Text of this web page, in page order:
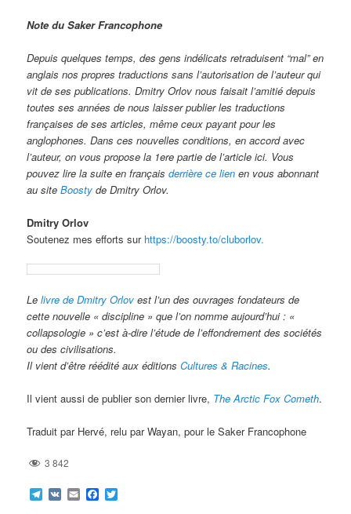
Note du Saker Francophone
Depuis quelques temps, des gens indélicats retraduisent “mal” en
anglais nos propres traductions sans l’autorisation de l’auteur qui
vit de ses publications. Dmitry Orlov nous faisait l’amitié depuis
toutes ses années de nous laisser publier les traductions
françaises de ses articles, même ceux payant pour les
anglophones. Dans ces nouvelles conditions, en accord avec
l’auteur, on vous propose la 1ere partie de l’article ici. Vous
pouvez lire la suite en françaisderrière ce lien en vous abonnant
au siteBoosty de Dmitry Orlov.
Dmitry Orlov
Soutenez mes efforts sur https://boosty.to/cluborlov.
Lelivre de Dmitry Orlov est l’un des ouvrages fondateurs de
cette nouvelle « discipline » que l’on nomme aujourd’hui : «
collapsologie » c’est à-dire l’étude de l’effondrement des sociétés
ou des civilisations.
Il vient d’être réédité aux éditionsCultures & Racines.
Il vient aussi de publier son dernier livre, The Arctic Fox Cometh.
Traduit par Hervé, relu par Wayan, pour le Saker Francophone
3 842
Telegram
VK EmailFacebook